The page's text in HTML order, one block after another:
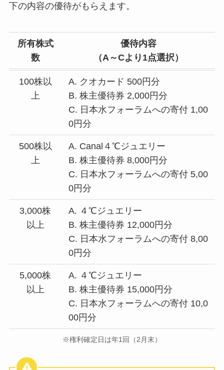
下の内容の優待がもらえます。
所有株式
数
優待内容
（A～Cより1点選択）
100株以
上
A. クオカード 500円分
B. 株主優待券 2,000円分
C. 日本水フォーラムへの寄付 1,00
0円分
500株以
上
A. Canal４℃ジュエリー
B. 株主優待券 8,000円分
C. 日本水フォーラムへの寄付 5,00
0円分
3,000株
以上
A. ４℃ジュエリー
B. 株主優待券 12,000円分
C. 日本水フォーラムへの寄付 8,00
0円分
5,000株
以上
A. ４℃ジュエリー
B. 株主優待券 15,000円分
C. 日本水フォーラムへの寄付 10,0
00円分
※権利確定日は年1回（2月末）